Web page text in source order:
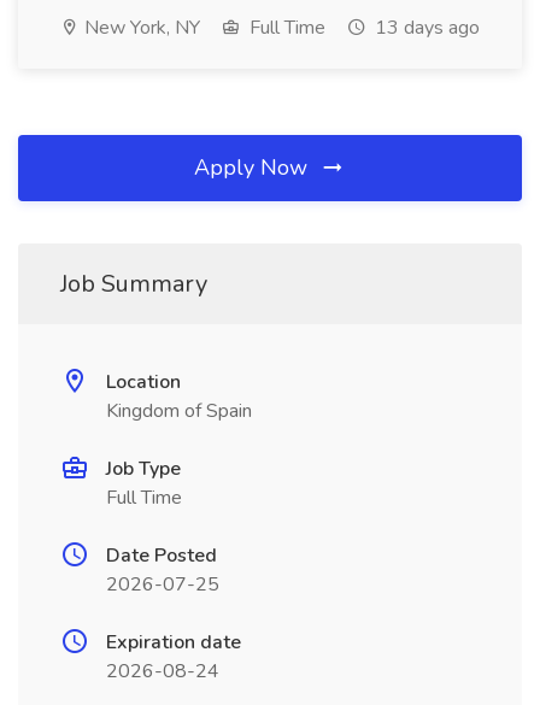
New York, NY Full Time 13 days ago
Apply Now
Job Summary
Location
Kingdom of Spain
Job Type
Full Time
Date Posted
2026-07-25
Expiration date
2026-08-24